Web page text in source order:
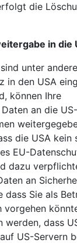
die
in die
unter
in den USA
können Ihre
an die
die USA kein
EU-
dazu
an
dass Sie als
werden, dass
US-Servern